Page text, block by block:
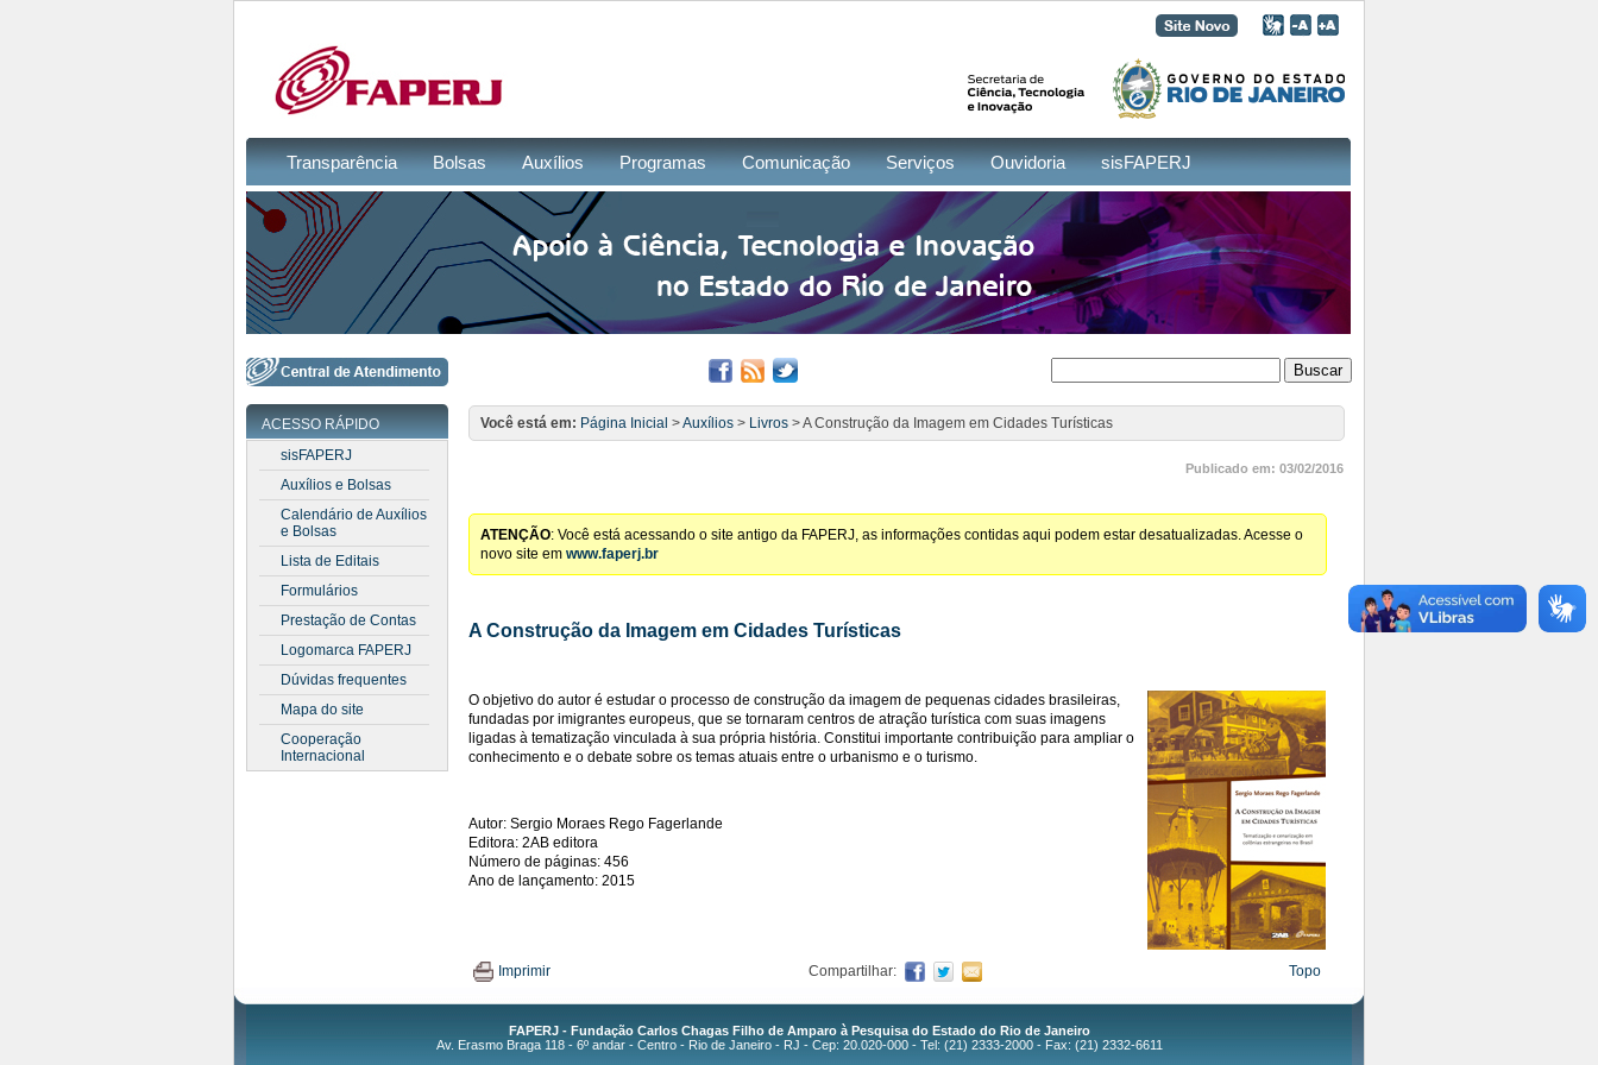
Transparência Bolsas Auxílios Programas Comunicação Serviços Ouvidoria sisFAPERJ
ACESSO RÁPIDO
sisFAPERJ
Auxílios e Bolsas
Calendário de Auxílios
e Bolsas
Lista de Editais
Formulários
Prestação de Contas
Logomarca FAPERJ
Dúvidas frequentes
Mapa do site
Cooperação
Internacional
Você está em: Página Inicial >Auxílios > Livros > A Construção da Imagem em Cidades Turísticas
Publicado em: 03/02/2016
ATENÇÃO: Você está acessando o site antigo da FAPERJ, as informações contidas aqui podem estar desatualizadas. Acesse o
novo site em www.faperj.br
A Construção da Imagem em Cidades Turísticas
O objetivo do autor é estudar o processo de construção da imagem de pequenas cidades brasileiras,
fundadas por imigrantes europeus, que se tornaram centros de atração turística com suas imagens
ligadas à tematização vinculada à sua própria história. Constitui importante contribuição para ampliar o
conhecimento e o debate sobre os temas atuais entre o urbanismo e o turismo.
Autor: Sergio Moraes Rego Fagerlande
Editora: 2AB editora
Número de páginas: 456
Ano de lançamento: 2015
Imprimir Compartilhar: Topo
FAPERJ - Fundação Carlos Chagas Filho de Amparo à Pesquisa do Estado do Rio de Janeiro
Av. Erasmo Braga 118 - 6º andar - Centro - Rio de Janeiro - RJ - Cep: 20.020-000 - Tel: (21) 2333-2000 - Fax: (21) 2332-6611